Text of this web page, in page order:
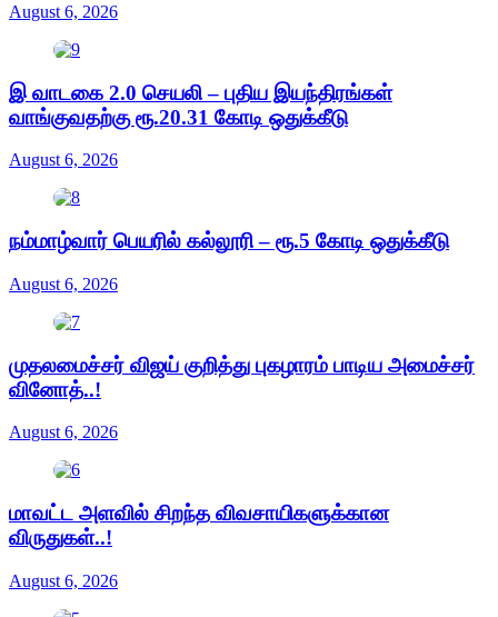
August 6, 2026
இ வாடகை 2.0 செயலி – புதிய இயந்திரங்கள்
வாங்குவதற்கு ரூ.20.31 கோடி ஒதுக்கீடு
August 6, 2026
நம்மாழ்வார் பெயரில் கல்லூரி – ரூ.5 கோடி ஒதுக்கீடு
August 6, 2026
முதலமைச்சர் விஜய் குறித்து புகழாரம் பாடிய அமைச்சர்
வினோத்..!
August 6, 2026
மாவட்ட அளவில் சிறந்த விவசாயிகளுக்கான
விருதுகள்..!
August 6, 2026